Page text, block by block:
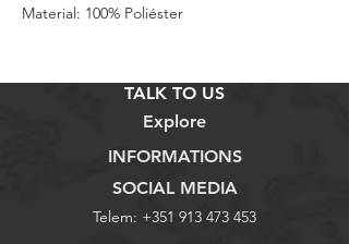
Material: 100% Poliéster
TALK TO US
Explore
INFORMATIONS
SOCIAL MEDIA
Telem: +351 913 473 453